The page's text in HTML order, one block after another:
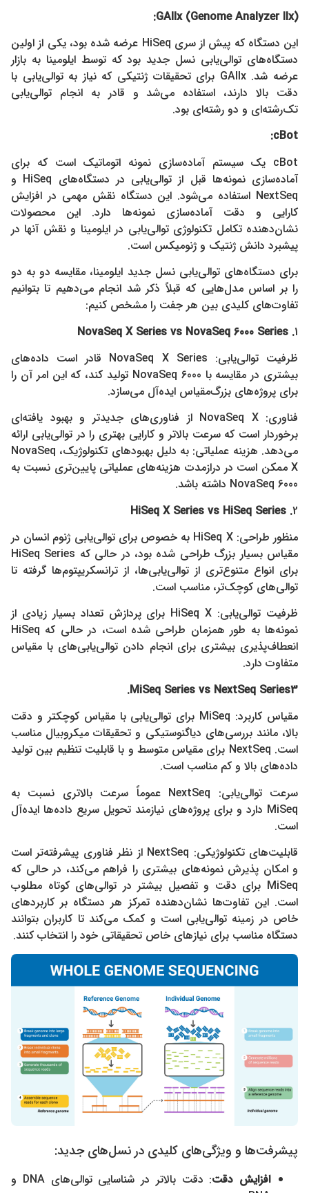
GAIIx (Genome Analyzer IIx)
:
این دستگاه که پیش از سری HiSeq عرضه شده بود، یکی از اولین
دستگاه‌های توالی‌یابی نسل جدید بود که توسط ایلومینا به بازار
عرضه شد. GAIIx برای تحقیقات ژنتیکی که نیاز به توالی‌یابی با
دقت بالا دارند، استفاده می‌شد و قادر به انجام توالی‌یابی
تک‌رشته‌ای و دو رشته‌ای بود.
cBot
:
cBot یک سیستم آماده‌سازی نمونه اتوماتیک است که برای
آماده‌سازی نمونه‌ها قبل از توالی‌یابی در دستگاه‌های HiSeq و
NextSeq استفاده می‌شود. این دستگاه نقش مهمی در افزایش
کارایی و دقت آماده‌سازی نمونه‌ها دارد. این محصولات
نشان‌دهنده تکامل تکنولوژی توالی‌یابی در ایلومینا و نقش آنها در
پیشبرد دانش ژنتیک و ژنومیکس است.
برای دستگاه‌های توالی‌یابی نسل جدید ایلومینا، مقایسه دو به دو
را بر اساس مدل‌هایی که قبلاً ذکر شد انجام می‌دهیم تا بتوانیم
تفاوت‌های کلیدی بین هر جفت را مشخص کنیم:
1
.
NovaSeq X Series vs NovaSeq 6000 Series
ظرفیت توالی‌یابی: NovaSeq X Series قادر است داده‌های
بیشتری در مقایسه با NovaSeq 6000 تولید کند، که این امر آن را
برای پروژه‌های بزرگ‌مقیاس ایده‌آل می‌سازد.
فناوری: NovaSeq X از فناوری‌های جدیدتر و بهبود یافته‌ای
برخوردار است که سرعت بالاتر و کارایی بهتری را در توالی‌یابی ارائه
می‌دهد. هزینه عملیاتی: به دلیل بهبودهای تکنولوژیک، NovaSeq
X ممکن است در درازمدت هزینه‌های عملیاتی پایین‌تری نسبت به
NovaSeq 6000 داشته باشد.
2
.
HiSeq X Series vs HiSeq Series
منظور طراحی: HiSeq X به خصوص برای توالی‌یابی ژنوم انسان در
مقیاس بسیار بزرگ طراحی شده بود، در حالی که HiSeq Series
برای انواع متنوع‌تری از توالی‌یابی‌ها، از ترانسکریپتوم‌ها گرفته تا
توالی‌های کوچک‌تر، مناسب است.
ظرفیت توالی‌یابی: HiSeq X برای پردازش تعداد بسیار زیادی از
نمونه‌ها به طور همزمان طراحی شده است، در حالی که HiSeq
انعطاف‌پذیری بیشتری برای انجام دادن توالی‌یابی‌های با مقیاس
متفاوت دارد.
MiSeq Series vs NextSeq Series3.
مقیاس کاربرد: MiSeq برای توالی‌یابی با مقیاس کوچکتر و دقت
بالا، مانند بررسی‌های دیاگنوستیکی و تحقیقات میکروبیال مناسب
است. NextSeq برای مقیاس متوسط و با قابلیت تنظیم بین تولید
داده‌های بالا و کم مناسب است.
سرعت توالی‌یابی: NextSeq عموماً سرعت بالاتری نسبت به
MiSeq دارد و برای پروژه‌های نیازمند تحویل سریع داده‌ها ایده‌آل
است.
قابلیت‌های تکنولوژیکی: NextSeq از نظر فناوری پیشرفته‌تر است
و امکان پذیرش نمونه‌های بیشتری را فراهم می‌کند، در حالی که
MiSeq برای دقت و تفصیل بیشتر در توالی‌های کوتاه مطلوب
است. این تفاوت‌ها نشان‌دهنده تمرکز هر دستگاه بر کاربردهای
خاص در زمینه توالی‌یابی است و کمک می‌کند تا کاربران بتوانند
دستگاه مناسب برای نیازهای خاص تحقیقاتی خود را انتخاب کنند.
پیشرفت‌ها و ویژگی‌های کلیدی در نسل‌های جدید:
افزایش دقت
: دقت بالاتر در شناسایی توالی‌های DNA و